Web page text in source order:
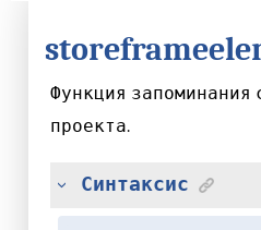
Функция запоминания
проекта.
Синтаксис